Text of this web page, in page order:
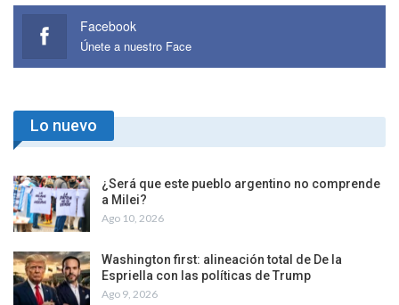
Facebook
Únete a nuestro Face
Lo nuevo
¿Será que este pueblo argentino no comprende
a Milei?
Ago 10, 2026
Washington first: alineación total de De la
Espriella con las políticas de Trump
Ago 9, 2026